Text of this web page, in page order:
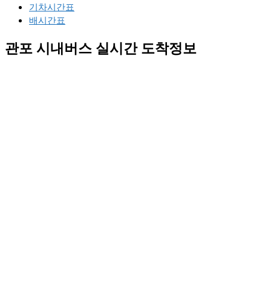
기차시간표
배시간표
관포 시내버스 실시간 도착정보